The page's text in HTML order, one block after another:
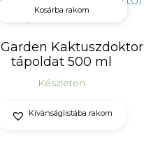
Kosárba rakom
Garden Kaktuszdoktor
tápoldat 500 ml
Készleten
Kívánságlistába rakom